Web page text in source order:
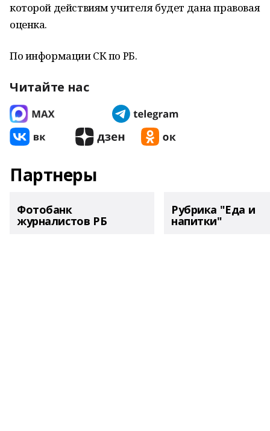
которой действиям учителя будет дана правовая
оценка.
По информации СК по РБ.
Читайте нас
Партнеры
Фотобанк
журналистов РБ
Рубрика "Еда и
напитки"